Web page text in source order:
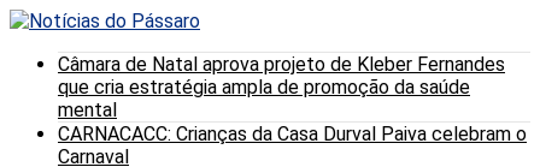
Câmara de Natal aprova projeto de Kleber Fernandes
que cria estratégia ampla de promoção da saúde
mental
CARNACACC: Crianças da Casa Durval Paiva celebram o
Carnaval